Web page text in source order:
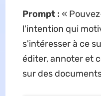
Prompt : «
l'intention qui
s'intéresser à ce
éditer, annoter et
sur des